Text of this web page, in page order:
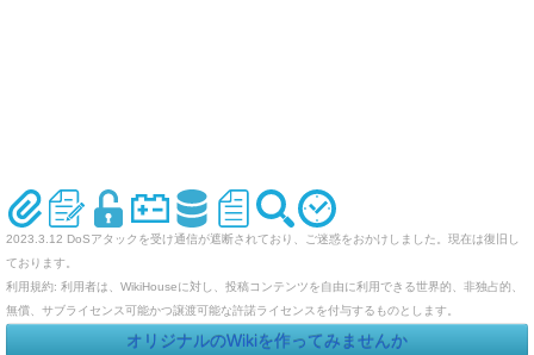
2023.3.12 DoSアタックを受け通信が遮断されており、ご迷惑をおかけしました。現在は復旧し
ております。
利用規約: 利用者は、WikiHouseに対し、投稿コンテンツを自由に利用できる世界的、非独占的、
無償、サブライセンス可能かつ譲渡可能な許諾ライセンスを付与するものとします。
オリジナルのWikiを作ってみませんか